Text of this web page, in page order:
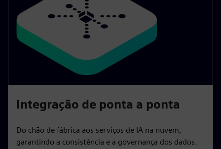
Integração de ponta a ponta
Do chão de fábrica aos serviços de IA na nuvem,
garantindo a consistência e a governança dos dados.